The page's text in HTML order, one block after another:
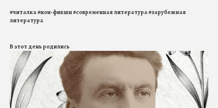
#читалка#нон-фикшн#современная литература#зарубежная
литература
В этот день родились